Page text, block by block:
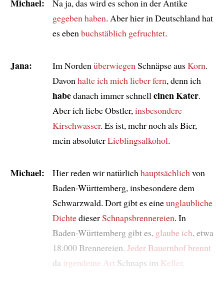
Michael:
Na ja, das wird es schon in der Antike
gegeben haben. Aber hier in Deutschland hat
es eben buchstäblich gefruchtet.
Jana: Im Norden überwiegen Schnäpse ausKorn.
Davon halte ich mich lieber fern, denn ich
habedanach immer schnell einen Kater.
Aber ich liebe Obstler, insbesondere
Kirschwasser. Es ist, mehr noch als Bier,
mein absoluterLieblingsalkohol.
Michael: Hier reden wir natürlich hauptsächlich von
Baden-Württemberg, insbesondere dem
Schwarzwald. Dort gibt es eineunglaubliche
DichtedieserSchnapsbrennereien. In
Baden-Württemberg gibt es, glaube ich, etwa
18.000 Brennereien. Jeder Bauernhofbrennt
da irgendeine Art Schnaps im Keller.